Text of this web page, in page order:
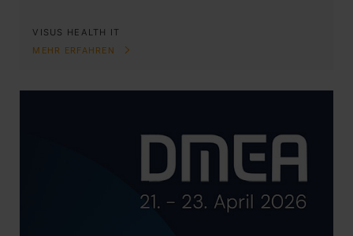
VISUS HEALTH IT
MEHR ERFAHREN